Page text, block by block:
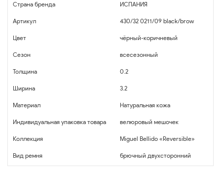
Страна бренда ИСПАНИЯ
Артикул 430/32 0211/09 black/brow
Цвет чёрный-коричневый
Сезон всесезонный
Толщина 0.2
Ширина 3.2
Материал Натуральная кожа
Индивидуальная упаковка товара велюровый мешочек
Коллекция Miguel Bellido «Reversible»
Вид ремня брючный двухсторонний